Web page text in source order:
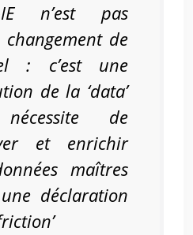
IE n’est pas
changement de
: c’est une
de la ‘data’
de
et enrichir
maîtres
déclaration